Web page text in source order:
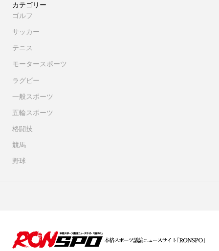
カテゴリー
ゴルフ
サッカー
テニス
モータースポーツ
ラグビー
一般スポーツ
五輪スポーツ
格闘技
競馬
野球